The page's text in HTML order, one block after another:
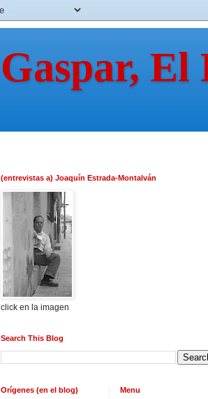
Gaspar, El
(entrevistas a) Joaquín Estrada-Montalván
click en la imagen
Search This Blog
Orígenes (en el blog) Menu